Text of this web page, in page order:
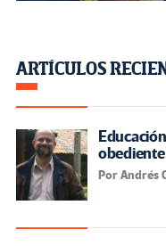
ARTÍCULOS
obediente
Por Andrés